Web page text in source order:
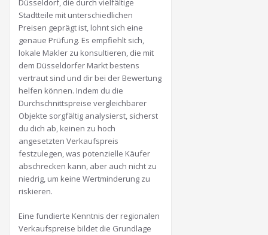
Düsseldorf, die durch vielfältige
Stadtteile mit unterschiedlichen
Preisen geprägt ist, lohnt sich eine
genaue Prüfung. Es empfiehlt sich,
lokale Makler zu konsultieren, die mit
dem Düsseldorfer Markt bestens
vertraut sind und dir bei der Bewertung
helfen können. Indem du die
Durchschnittspreise vergleichbarer
Objekte sorgfältig analysierst, sicherst
du dich ab, keinen zu hoch
angesetzten Verkaufspreis
festzulegen, was potenzielle Käufer
abschrecken kann, aber auch nicht zu
niedrig, um keine Wertminderung zu
riskieren.
Eine fundierte Kenntnis der regionalen
Verkaufspreise bildet die Grundlage